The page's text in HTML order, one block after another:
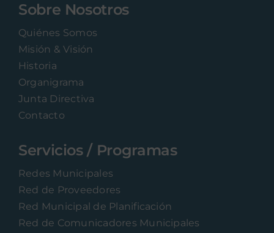
Sobre Nosotros
Quiénes Somos
Misión & Visión
Historia
Organigrama
Junta Directiva
Contacto
Servicios / Programas
Redes Municipales
Red de Proveedores
Red Municipal de Planificación
Red de Comunicadores Municipales